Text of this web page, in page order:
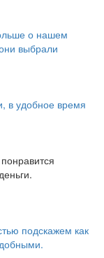
о нашем
выбрали
в удобное время
подскажем как